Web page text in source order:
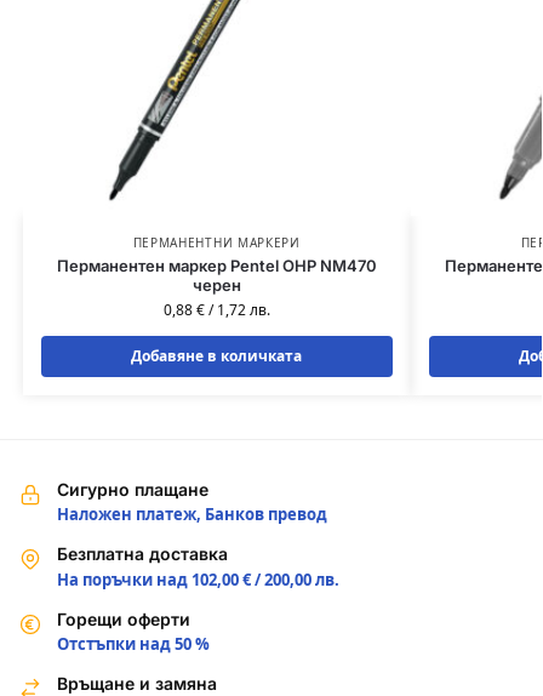
ПЕРМАНЕНТНИ МАРКЕРИ
Перманентен маркер Pentel OHP NM470
черен
0,88€/1,72лв.
Добавяне в количката
Сигурно плащане
Наложен платеж, Банков превод
Безплатна доставка
На поръчки над 102,00 € / 200,00 лв.
Горещи оферти
Отстъпки над 50 %
Връщане и замяна